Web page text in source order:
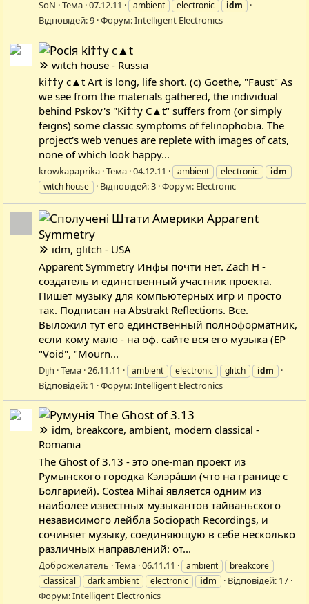
SoN Тема 07.12.11 ambient electronic idm
Відповідей: 9 Форум:Intelligent Electronics
ki††y c▲t
witch house - Russia
ki††y c▲t Art is long, life short. (c) Goethe, "Faust" As
we see from the materials gathered, the individual
behind Pskov's "Ki††y C▲t" suffers from (or simply
feigns) some classic symptoms of felinophobia. The
project's web venues are replete with images of cats,
none of which look happy...
krowkapaprika Тема 04.12.11 ambient electronic
idm
witch house
Відповідей: 3 Форум: Electronic
Apparent
Symmetry
idm, glitch - USA
Apparent Symmetry Инфы почти нет. Zach Н -
создатель и единственный участник проекта.
Пишет музыку для компьютерных игр и просто
так. Подписан на Abstrakt Reflections. Все.
Выложил тут его единственный полноформатник,
если кому мало - на оф. сайте вся его музыка (EP
"Void", "Mourn...
Dijh Тема 26.11.11 ambient electronic glitch idm
Відповідей: 1 Форум:Intelligent Electronics
The Ghost of 3.13
idm, breakcore, ambient, modern classical -
Romania
The Ghost of 3.13 - это one-man проект из
Румынского городка Кэлэра́ши (что на границе с
Болгарией). Costea Mihai является одним из
наиболее известных музыкантов тайваньского
независимого лейбла Sociopath Recordings, и
сочиняет музыку, соединяющую в себе несколько
различных направлений: от...
Доброжелатель Тема 06.11.11 ambient
breakcore
classical
dark ambient electronic idm
Відповідей: 17
Форум:Intelligent Electronics